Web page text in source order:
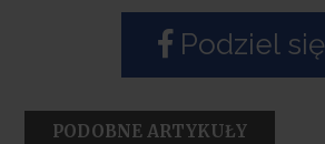
Podziel się
PODOBNE ARTYKUŁY